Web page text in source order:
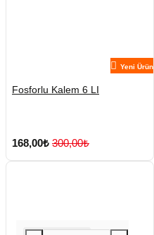
Yeni Ürün
Fosforlu Kalem 6 LI
168,00₺ 300,00₺